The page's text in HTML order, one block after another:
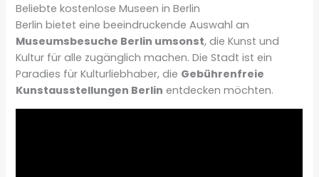
Beliebte kostenlose Museen in Berlin
Berlin bietet eine beeindruckende Auswahl an
Museumsbesuche Berlin umsonst, die Kunst und
Kultur für alle zugänglich machen. Die Stadt ist ein
Paradies für Kulturliebhaber, die Gebührenfreie
Kunstausstellungen Berlin entdecken möchten.